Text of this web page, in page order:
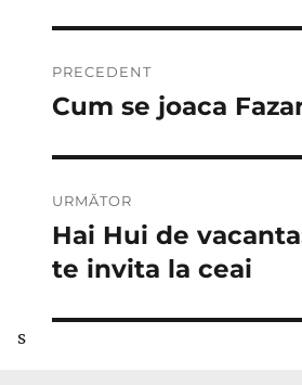
în
PRECEDENT
Articolul
Cum se joaca
URMĂTOR
Articolul
următor:
Hai Hui de
te invita la ceai
s